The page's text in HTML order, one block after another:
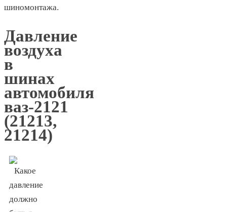
шиномонтажа.
Давление
воздуха
в
шинах
автомобиля
ваз-2121
(21213,
21214)